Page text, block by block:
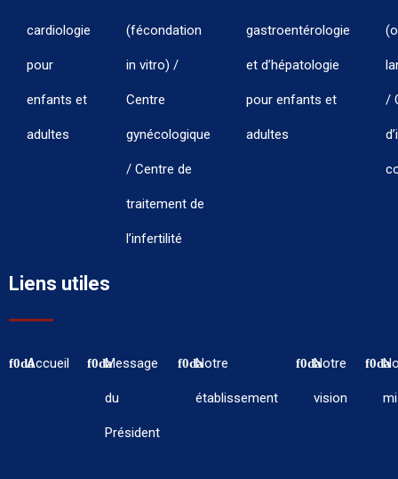
cardiologie
pour
enfants et
adultes
(fécondation
in vitro) /
Centre
gynécologique
/ Centre de
traitement de
l’infertilité
gastroentérologie
et d’hépatologie
pour enfants et
adultes
/
Liens utiles
Accueil Message
du
Président
Notre
établissement
Notre
vision